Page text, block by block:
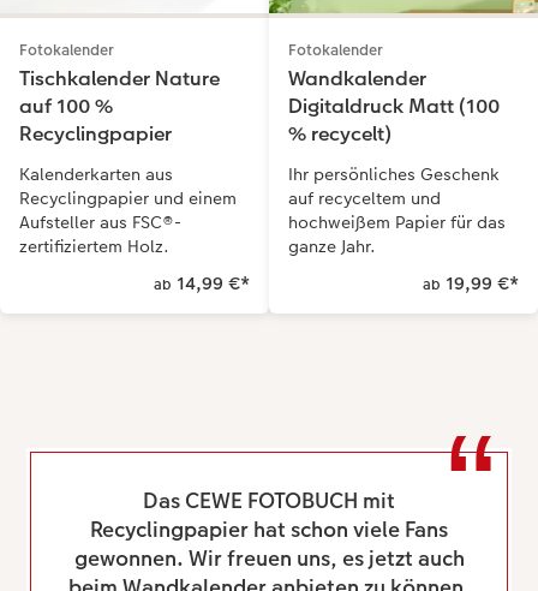
Fotokalender
Tischkalender Nature
auf 100 %
Recyclingpapier
Kalenderkarten aus
Recyclingpapier und einem
Aufsteller aus FSC®-
zertifiziertem Holz.
ab 14,99 €*
Fotokalender
Wandkalender
Digitaldruck Matt (100
% recycelt)
Ihr persönliches Geschenk
auf recyceltem und
hochweißem Papier für das
ganze Jahr.
ab 19,99 €*
Das CEWE FOTOBUCH mit
Recyclingpapier hat schon viele Fans
gewonnen. Wir freuen uns, es jetzt auch